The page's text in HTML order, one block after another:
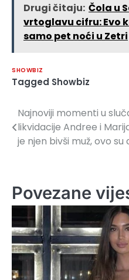
Drugi čitaju: Čola u
vrtoglavu cifru: Evo
samo pet noći u Zetri
SHOWBIZ
Tagged Showbiz
Navigacija
članaka
Najnoviji momenti u
likvidacije Andree i
je njen bivši muž, ovo su
Povezane